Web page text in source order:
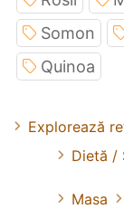
Somon
Quinoa
Explorează
Dietă /
Masa